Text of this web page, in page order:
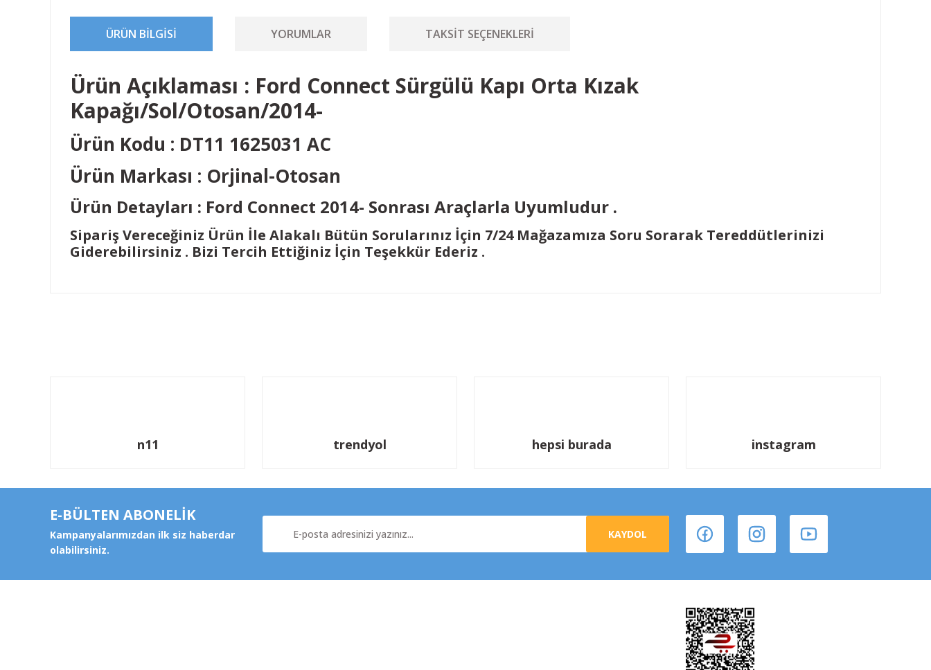
ÜRÜN BILGISI YORUMLAR TAKSIT SEÇENEKLERI
Ürün Açıklaması : Ford Connect Sürgülü Kapı Orta Kızak
Kapağı/Sol/Otosan/2014-
Ürün Kodu : DT11 1625031 AC
Ürün Markası : Orjinal-Otosan
Ürün Detayları : Ford Connect 2014- Sonrası Araçlarla Uyumludur .
Sipariş Vereceğiniz Ürün İle Alakalı Bütün Sorularınız İçin 7/24 Mağazamıza Soru Sorarak Tereddütlerinizi
Giderebilirsiniz . Bizi Tercih Ettiğiniz İçin Teşekkür Ederiz .
n11 trendyol hepsi burada instagram
E-BÜLTEN ABONELİK
Kampanyalarımızdan ilk siz haberdar
olabilirsiniz.
KAYDOL